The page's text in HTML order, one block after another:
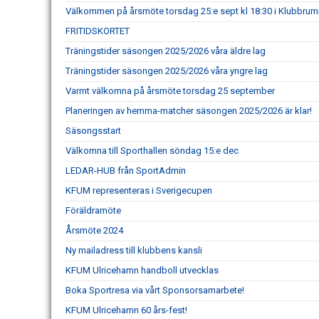
Välkommen på årsmöte torsdag 25:e sept kl 18:30 i
FRITIDSKORTET
Träningstider säsongen 2025/2026 våra äldre lag
Träningstider säsongen 2025/2026 våra yngre lag
Varmt välkomna på årsmöte torsdag 25 september
Planeringen av hemma-matcher säsongen 2025/2026 är klar!
Säsongsstart
Välkomna till Sporthallen söndag 15:e dec
LEDAR-HUB från SportAdmin
KFUM representeras i Sverigecupen
Föräldramöte
Årsmöte 2024
Ny mailadress till klubbens kansli
KFUM Ulricehamn handboll utvecklas
Boka Sportresa via vårt Sponsorsamarbete!
KFUM Ulricehamn 60 års-fest!